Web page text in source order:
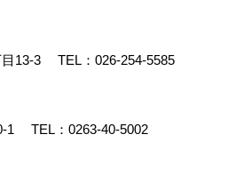
目13-3 TEL： 026-254-5585
1 TEL： 0263-40-5002